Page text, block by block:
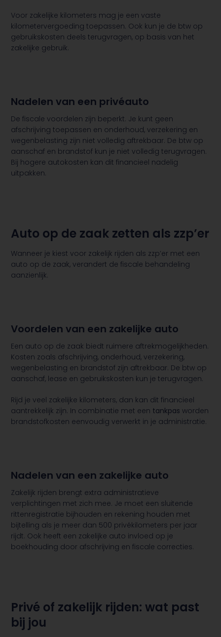
Voor zakelijke kilometers mag je een vaste
kilometervergoeding toepassen. Ook kun je de btw op
gebruikskosten deels terugvragen, op basis van het
zakelijke gebruik.
Nadelen van een privéauto
De fiscale voordelen zijn beperkt. Je kunt geen
afschrijving toepassen en onderhoud, verzekering en
wegenbelasting zijn niet volledig aftrekbaar. De btw op
aanschaf en brandstof kun je niet volledig terugvragen.
Bij hogere autokosten kan dit financieel nadelig
uitpakken.
Auto op de zaak zetten als zzp’er
Wanneer je kiest voor zakelijk rijden als zzp’er met een
auto op de zaak, verandert de fiscale behandeling
aanzienlijk.
Voordelen van een zakelijke auto
Een auto op de zaak biedt ruimere aftrekmogelijkheden.
Kosten zoals afschrijving, onderhoud, verzekering,
wegenbelasting en brandstof zijn aftrekbaar. De btw op
aanschaf, lease en gebruikskosten kun je terugvragen.
Rijd je veel zakelijke kilometers, dan kan dit financieel
aantrekkelijk zijn. In combinatie met een tankpas worden
brandstofkosten eenvoudig verwerkt in je administratie.
Nadelen van een zakelijke auto
Zakelijk rijden brengt extra administratieve
verplichtingen met zich mee. Je moet een sluitende
rittenregistratie bijhouden en rekening houden met
bijtelling als je meer dan 500 privékilometers per jaar
rijdt. Ook heeft een zakelijke auto invloed op je
boekhouding door afschrijving en fiscale correcties.
Privé of zakelijk rijden: wat past
bij jou